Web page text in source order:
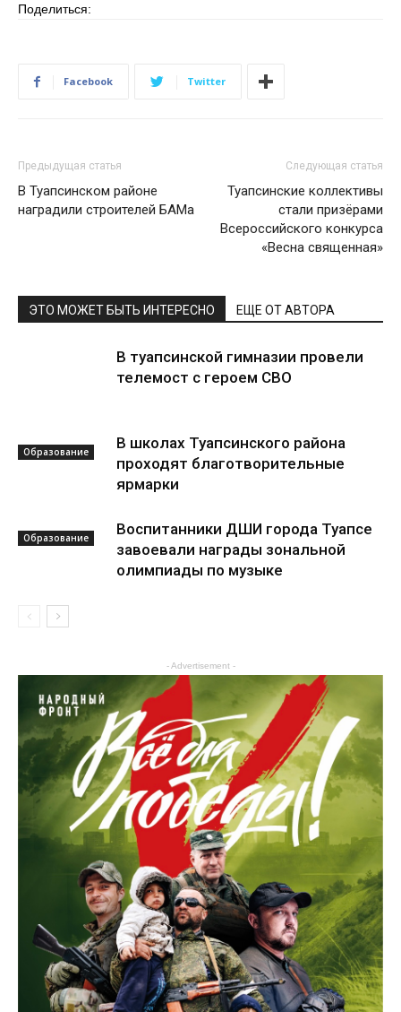
Поделиться:
Facebook Twitter
Предыдущая статья
В Туапсинском районе
наградили строителей БАМа
Следующая статья
Туапсинские коллективы
стали призёрами
Всероссийского конкурса
«Весна священная»
ЭТО МОЖЕТ БЫТЬ ИНТЕРЕСНО ЕЩЕ ОТ АВТОРА
Образование
В туапсинской гимназии провели
телемост с героем СВО
Образование
В школах Туапсинского района
проходят благотворительные
ярмарки
Культура
Воспитанники ДШИ города Туапсе
завоевали награды зональной
олимпиады по музыке
- Advertisement -